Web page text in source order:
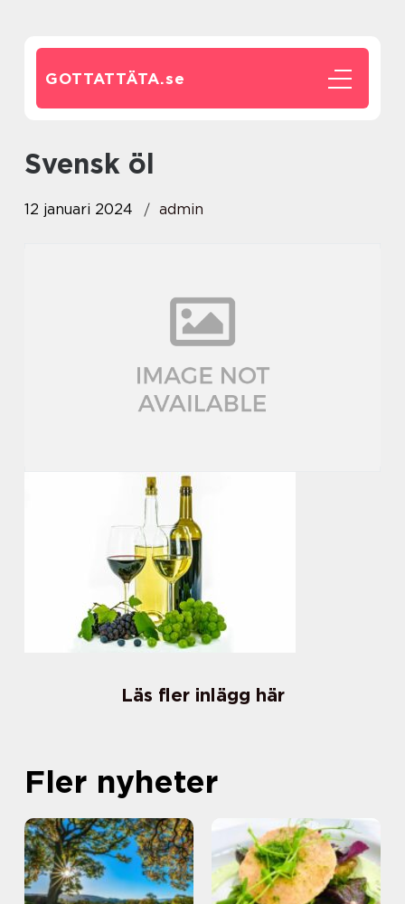
GOTTATTÄTA.se
svensk öl
12 januari 2024 admin
Läs fler inlägg här
Fler nyheter